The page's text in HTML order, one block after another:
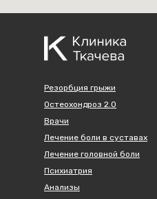
Резорбция грыжи
Остеохондроз 2.0
Врачи
Лечение боли в суставах
Лечение головной боли
Психиатрия
Анализы